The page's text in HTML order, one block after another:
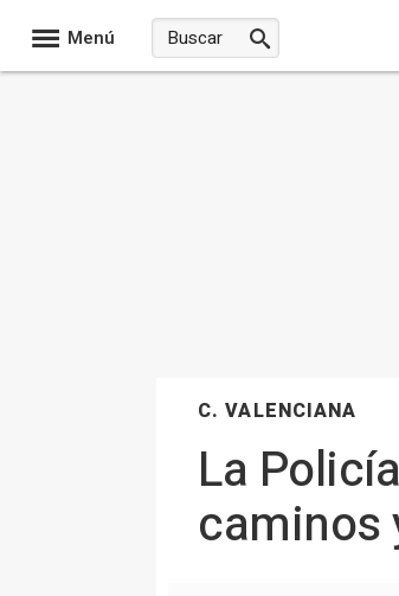
Menú
C. VALENCIANA
La
caminos